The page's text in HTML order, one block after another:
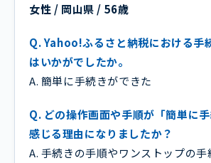
女性 / 岡山県 / 56歳
Q. Yahoo!ふるさと納税における手
はいかがでしたか。
A. 簡単に手続きができた
Q. どの操作画面や手順が「簡単に
感じる理由になりましたか？
A. 手続きの手順やワンストップの手